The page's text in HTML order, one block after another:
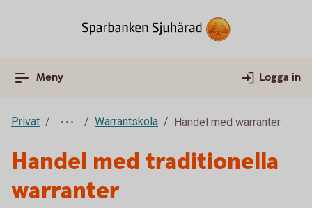
Meny Logga in
Privat Warrantskola Handel med warranter
Handel med traditionella
warranter